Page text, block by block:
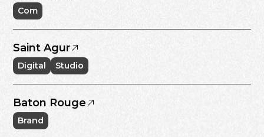
Com
Saint Agur
Digital Studio
Baton Rouge
Brand